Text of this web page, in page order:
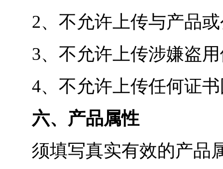
2、不允许上传与产品
3、不允许上传涉嫌盗
4、不允许上传任何证
六、产品属性
须填写真实有效的产品